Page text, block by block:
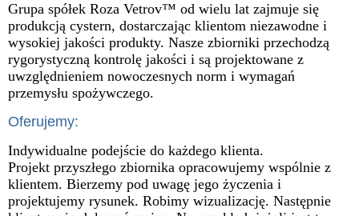
Grupa spółek Roza Vetrov™ od wielu lat zajmuje się
produkcją cystern, dostarczając klientom niezawodne i
wysokiej jakości produkty. Nasze zbiorniki przechodzą
rygorystyczną kontrolę jakości i są projektowane z
uwzględnieniem nowoczesnych norm i wymagań
przemysłu spożywczego.
Oferujemy:
Indywidualne podejście do każdego klienta.
Projekt przyszłego zbiornika opracowujemy wspólnie z
klientem. Bierzemy pod uwagę jego życzenia i
projektujemy rysunek. Robimy wizualizację. Następnie